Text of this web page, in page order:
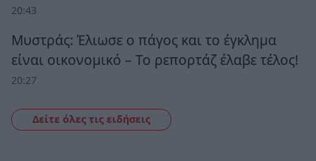
20:43
Μυστράς: Έλιωσε ο πάγος και το έγκλημα
είναι οικονομικό – Το ρεπορτάζ έλαβε τέλος!
20:27
Δείτε όλες τις ειδήσεις